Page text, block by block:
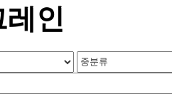
인